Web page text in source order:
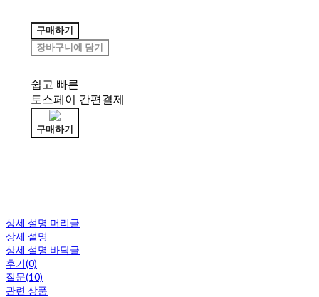
구매하기
장바구니에 담기
쉽고 빠른
토스페이 간편결제
구매하기
상세 설명 머리글
상세 설명
상세 설명 바닥글
후기(0)
질문(10)
관련 상품